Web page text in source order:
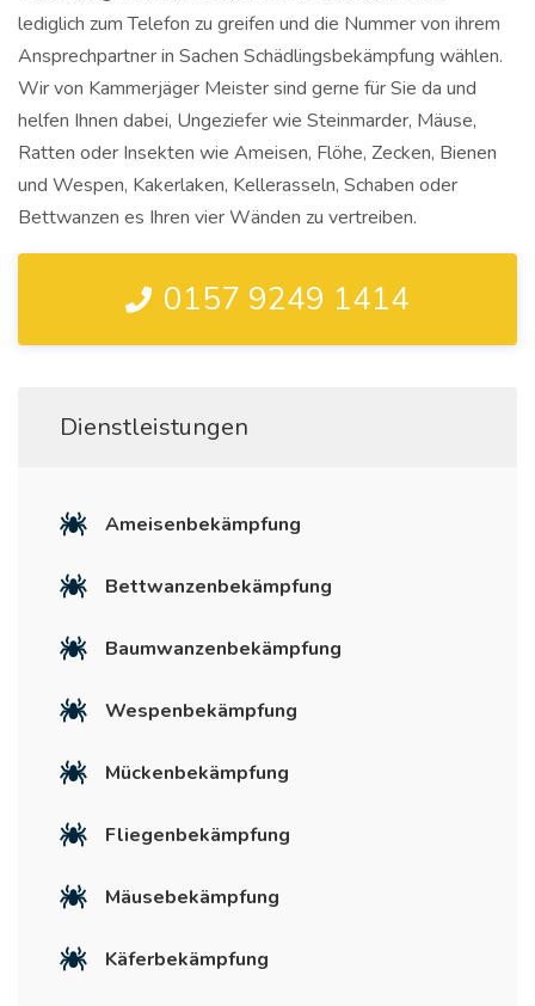
lediglich zum Telefon zu greifen und die Nummer von ihrem
Ansprechpartner in Sachen Schädlingsbekämpfung wählen.
Wir von Kammerjäger Meister sind gerne für Sie da und
helfen Ihnen dabei, Ungeziefer wie Steinmarder, Mäuse,
Ratten oder Insekten wie Ameisen, Flöhe, Zecken, Bienen
und Wespen, Kakerlaken, Kellerasseln, Schaben oder
Bettwanzen es Ihren vier Wänden zu vertreiben.
0157 9249 1414
Dienstleistungen
Ameisenbekämpfung
Bettwanzenbekämpfung
Baumwanzenbekämpfung
Wespenbekämpfung
Mückenbekämpfung
Fliegenbekämpfung
Mäusebekämpfung
Käferbekämpfung